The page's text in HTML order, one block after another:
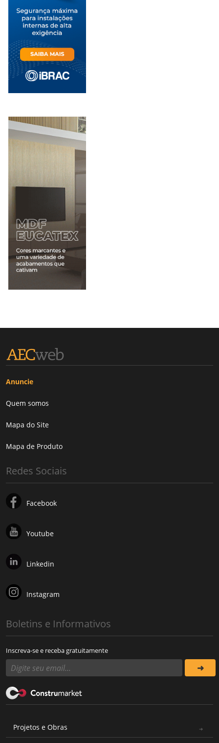
Anuncie
Quem somos
Mapa do Site
Mapa de Produto
Redes Sociais
Facebook
Youtube
Linkedin
Instagram
Boletins e Informativos
Inscreva-se e receba gratuitamente
Projetos e Obras